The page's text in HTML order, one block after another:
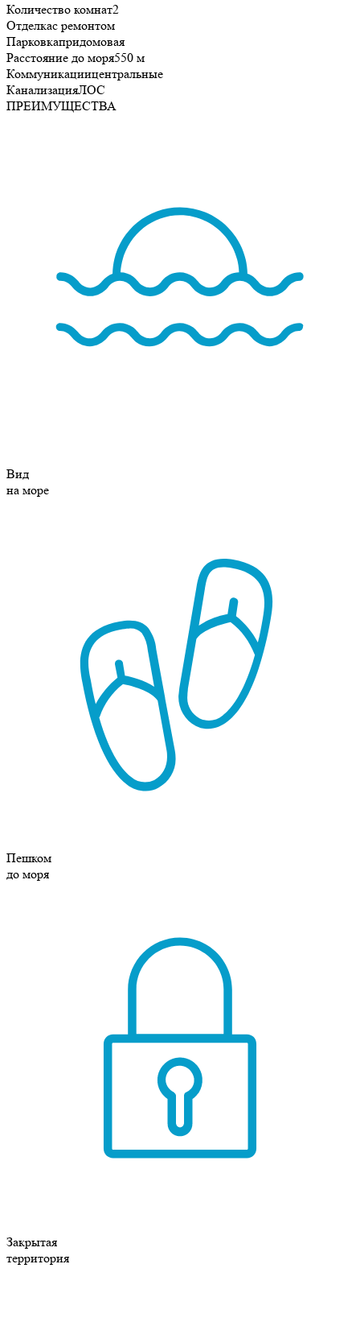
Количество комнат2
Отделкас ремонтом
Парковкапридомовая
Расстояние до моря550 м
Коммуникациицентральные
КанализацияЛОС
ПРЕИМУЩЕСТВА
Вид
на море
Пешком
до моря
Закрытая
территория